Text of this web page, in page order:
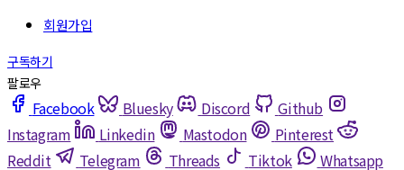
Facebook Bluesky Discord
Github
Instagram
Linkedin Mastodon
Pinterest
Reddit
Telegram Threads Tiktok
Whatsapp